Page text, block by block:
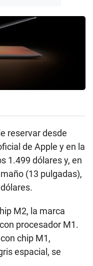
reservar desde
de Apple y en la
1.499 dólares y, en
(13 pulgadas),
M2, la marca
procesador M1.
chip M1,
espacial, se